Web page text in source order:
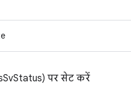
पर सेट करें